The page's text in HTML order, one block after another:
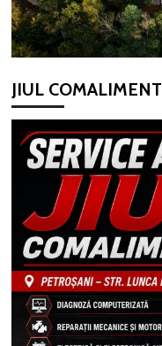
JIUL COMALIMENT